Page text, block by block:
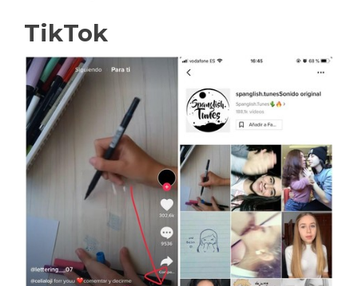
TikTok